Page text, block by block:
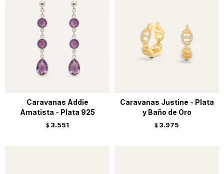
Caravanas Addie
Amatista - Plata 925
$ 3.551
Caravanas Justine - Plata
y Baño de Oro
$ 3.975